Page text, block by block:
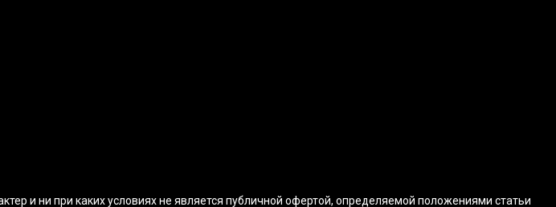
и ни при каких условиях не является публичной офертой, определяемой положениями статьи